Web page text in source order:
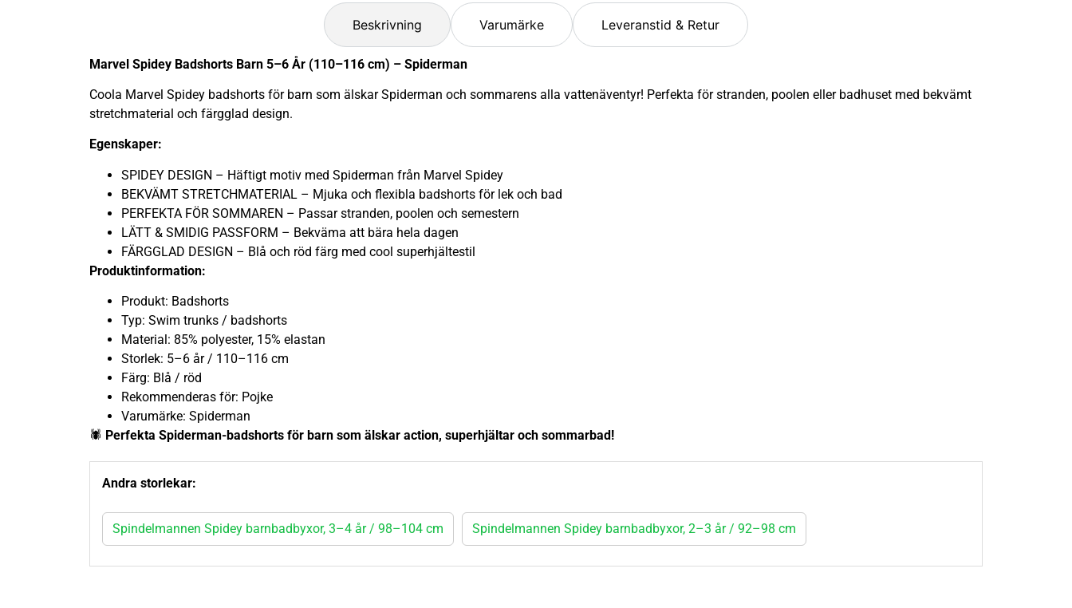
Beskrivning Varumärke Leveranstid & Retur
Marvel Spidey Badshorts Barn 5–6 År (110–116 cm) – Spiderman
Coola Marvel Spidey badshorts för barn som älskar Spiderman och sommarens alla vattenäventyr! Perfekta för stranden, poolen eller badhuset med bekvämt
stretchmaterial och färgglad design.
Egenskaper:
SPIDEY DESIGN – Häftigt motiv med Spiderman från Marvel Spidey
BEKVÄMT STRETCHMATERIAL – Mjuka och flexibla badshorts för lek och bad
PERFEKTA FÖR SOMMAREN – Passar stranden, poolen och semestern
LÄTT & SMIDIG PASSFORM – Bekväma att bära hela dagen
FÄRGGLAD DESIGN – Blå och röd färg med cool superhjältestil
Produktinformation:
Produkt: Badshorts
Typ: Swim trunks / badshorts
Material: 85% polyester, 15% elastan
Storlek: 5–6 år / 110–116 cm
Färg: Blå / röd
Rekommenderas för: Pojke
Varumärke: Spiderman
🕷️ Perfekta Spiderman-badshorts för barn som älskar action, superhjältar och sommarbad!
Andra storlekar:
Spindelmannen Spidey barnbadbyxor, 3–4 år / 98–104 cm Spindelmannen Spidey barnbadbyxor, 2–3 år / 92–98 cm